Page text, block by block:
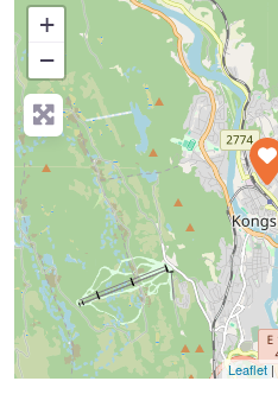
+
−
Press Enter key to
Leaflet |